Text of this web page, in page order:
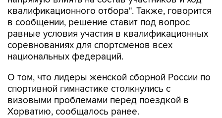
квалификационного отбора". Также, говорится
в сообщении, решение ставит под вопрос
равные условия участия в квалификационных
соревнованиях для спортсменов всех
национальных федераций.
О том, что лидеры женской сборной России по
спортивной гимнастике столкнулись с
визовыми проблемами перед поездкой в
Хорватию, сообщалось ранее.